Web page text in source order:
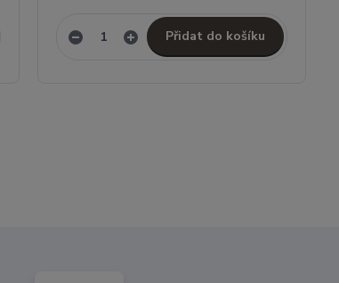
Přidat do košíku